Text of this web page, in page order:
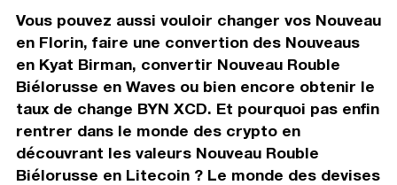
Vous pouvez aussi vouloir changer vos Nouveau
en Florin, faire une convertion des Nouveaus
en Kyat Birman, convertir Nouveau Rouble
Biélorusse en Waves ou bien encore obtenir le
taux de change BYN XCD. Et pourquoi pas enfin
rentrer dans le monde des crypto en
découvrant les valeurs Nouveau Rouble
Biélorusse en Litecoin ? Le monde des devises